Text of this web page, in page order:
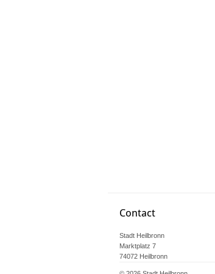
Contact
Stadt Heilbronn
Marktplatz 7
74072 Heilbronn